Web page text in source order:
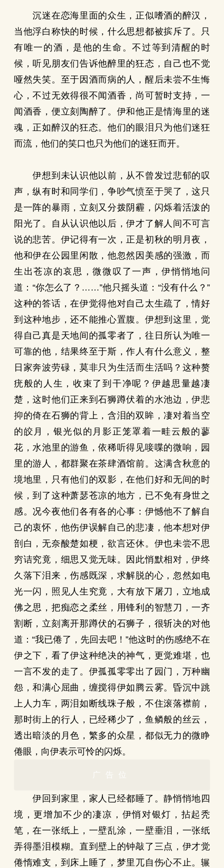
沉迷在恋海里面的众生，正似嗜酒的醉汉，
当他浮白称快的时候，什么思想都被摈斥了。只
有唯一的酒，是他的生命。不过等到清醒的时
候，听见朋友们告诉他醉里的狂态，自己也不觉
哑然失笑。至于因酒而病的人，醒后未尝不生悔
心，不过无效得很不闻酒香，尚可暂时支持，一
闻酒香，便立刻陶醉了。伊和他正是情海里的迷
魂，正如醉汉的狂态。他们的眼泪只为他们迷狂
而流，他们的笑口也只为他们的迷狂而开。
伊想到未认识他以前，从不曾发过悲郁的叹
声，纵有时和同学们，争吵气愤至于哭了，这只
是一阵的暴雨，立刻又分拨阴霾，闪烁着活泼的
阳光了。自从认识他以后，伊才了解人间不可言
说的悲苦。伊记得有一次，正是初秋的明月夜，
他和伊在公园里闲散，他忽然因美感的强激，而
生出苍凉的哀思，微微叹了一声，伊悄悄地问
道：“你怎么了？……”他只摇头道：“没有什么？”
这种的答话，在伊觉得他对自己太生疏了，情好
到这种地步，还不能推心置腹。伊想到这里，觉
得自己真是天地间的孤零者了，往日所认为唯一
可靠的他，结果终至于斯，作人有什么意义，整
日家奔波劳碌，莫非只为生活而生活吗？这种赘
疣般的人生，收束了到干净呢？伊越思量越凄
楚，这时他们正来到石狮蹲伏着的水池边，伊悲
抑的倚在石狮的背上，含泪的双眸，凄对着当空
的皎月，银光似的月影正笼罩着一畦云般的蓼
花，水池里的游鱼，依稀听得见唼喋的微响，园
里的游人，都群聚在茶肆酒馆前。这满含秋意的
境地里，只有他们的双影，在他们好和无间的时
候，到了这种萧瑟苍凉的地方，已不免有身世之
感。况今夜他们各有各的心事：伊憾他不了解自
己的衷怀，他伤伊误解自己的悲凄，他本想对伊
剖白，无奈酸楚如梗，欲言还休。伊也未尝不思
穷诘究竟，细思又觉无味。因此悄默相对，伊终
久落下泪来，伤感既深，求解脱的心，忽然如电
光一闪，照见人生究竟，大有放下屠刀，立地成
佛之思，把痴恋之柔丝，用锋利的智慧刀，一齐
割断，立刻离开那蹲伏的石狮子，很斩决的对他
道：“我已倦了，先回去吧！”他这时的伤感绝不在
伊之下，看了伊这种绝决的神气，更觉难堪，也
一言不发的走了。伊孤孤零零出了园门，万种幽
怨，和满心屈曲，缠搅得伊如腾云雾。昏沉中跳
上人力车，两泪如断线珠子般，不住滚落襟前，
那时街上的行人，已经稀少了，鱼鳞般的丝云，
透出暗淡的月色，繁多的众星，都似无力的微睁
倦眼，向伊表示可怜的闪烁。
广告位
伊回到家里，家人已经都睡了。静悄悄地四
境，更增加不少的凄凉，伊悄对银灯，拈起秃
笔，在一张纸上，一壁乱涂，一壁垂泪，一张纸
弄得墨泪模糊。直到壁上的钟敲了三点，伊才觉
倦惰难支，到床上睡了，梦里兀自伤心不止。辗